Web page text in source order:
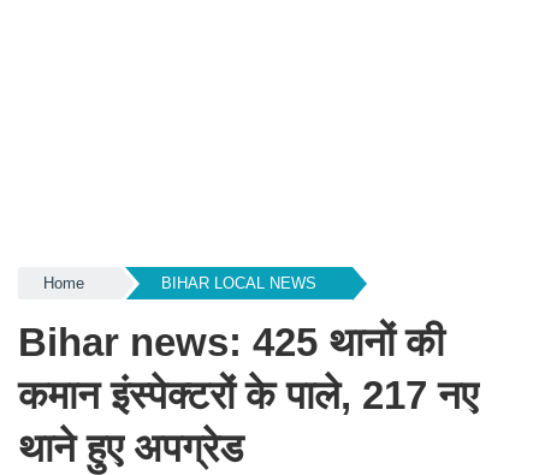
Home BIHAR LOCAL NEWS
Bihar news: 425 थानों की
कमान इंस्पेक्टरों के पाले, 217 नए
थाने हुए अपग्रेड